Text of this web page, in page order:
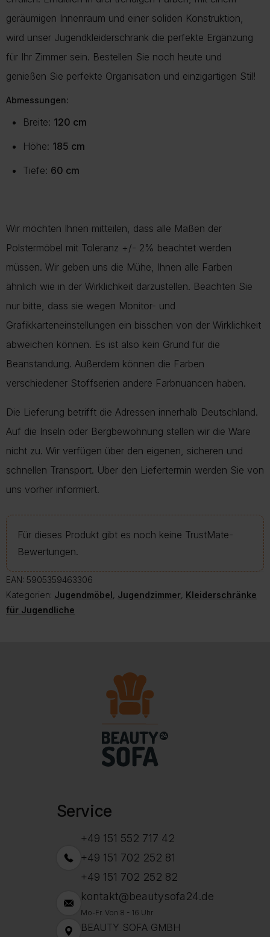
geräumigen Innenraum und einer soliden Konstruktion,
wird unser Jugendkleiderschrank die perfekte Ergänzung
für Ihr Zimmer sein. Bestellen Sie noch heute und
genießen Sie perfekte Organisation und einzigartigen Stil!
Abmessungen:
Breite: 120 cm
Höhe: 185 cm
Tiefe: 60 cm
Wir möchten Ihnen mitteilen, dass alle Maßen der
Polstermöbel mit Toleranz +/- 2% beachtet werden
müssen. Wir geben uns die Mühe, Ihnen alle Farben
ähnlich wie in der Wirklichkeit darzustellen. Beachten Sie
nur bitte, dass sie wegen Monitor- und
Grafikkarteneinstellungen ein bisschen von der Wirklichkeit
abweichen können. Es ist also kein Grund für die
Beanstandung. Außerdem können die Farben
verschiedener Stoffserien andere Farbnuancen haben.
Die Lieferung betrifft die Adressen innerhalb Deutschland.
Auf die Inseln oder Bergbewohnung stellen wir die Ware
nicht zu. Wir verfügen über den eigenen, sicheren und
schnellen Transport. Über den Liefertermin werden Sie von
uns vorher informiert.
Für dieses Produkt gibt es noch keine TrustMate-
Bewertungen.
EAN: 5905359463306
Kategorien: Jugendmöbel, Jugendzimmer, Kleiderschränke
für Jugendliche
Service
+49 151 552 717 42
+49 151 702 252 81
+49 151 702 252 82
kontakt@beautysofa24.de
Mo-Fr. Von 8 - 16 Uhr
BEAUTY SOFA GMBH